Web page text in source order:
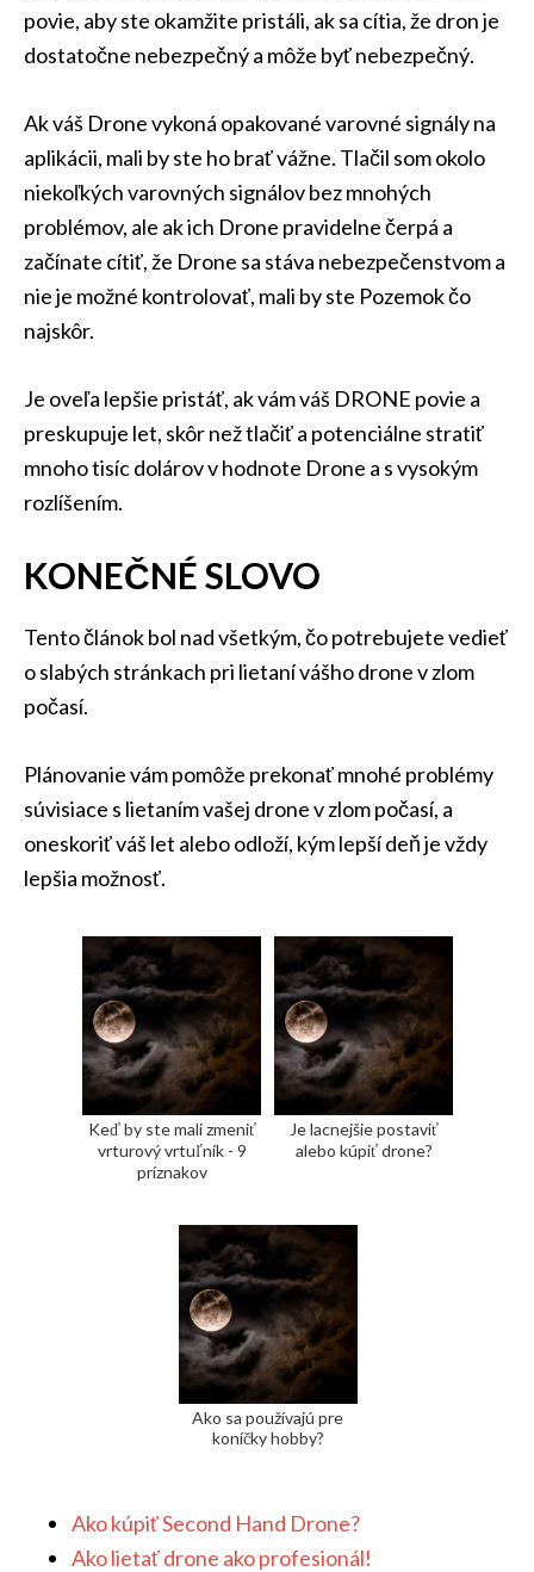
povie, aby ste okamžite pristáli, ak sa cítia, že dron je
dostatočne nebezpečný a môže byť nebezpečný.
Ak váš Drone vykoná opakované varovné signály na
aplikácii, mali by ste ho brať vážne. Tlačil som okolo
niekoľkých varovných signálov bez mnohých
problémov, ale ak ich Drone pravidelne čerpá a
začínate cítiť, že Drone sa stáva nebezpečenstvom a
nie je možné kontrolovať, mali by ste Pozemok čo
najskôr.
Je oveľa lepšie pristáť, ak vám váš DRONE povie a
preskupuje let, skôr než tlačiť a potenciálne stratiť
mnoho tisíc dolárov v hodnote Drone a s vysokým
rozlíšením.
KONEČNÉ SLOVO
Tento článok bol nad všetkým, čo potrebujete vedieť
o slabých stránkach pri lietaní vášho drone v zlom
počasí.
Plánovanie vám pomôže prekonať mnohé problémy
súvisiace s lietaním vašej drone v zlom počasí, a
oneskoriť váš let alebo odloží, kým lepší deň je vždy
lepšia možnosť.
Keď by ste mali zmeniť
vrturový vrtuľník - 9
príznakov
Je lacnejšie postaviť
alebo kúpiť drone?
Ako sa používajú pre
koníčky hobby?
Ako kúpiť Second Hand Drone?
Ako lietať drone ako profesionál!